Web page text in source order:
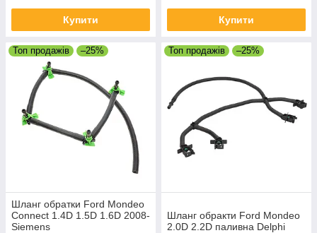
Купити Купити
Топ продажів –25%
Шланг обратки Ford Mondeo
Connect 1.4D 1.5D 1.6D 2008-
Siemens
Топ продажів –25%
Шланг обракти Ford Mondeo
2.0D 2.2D паливна Delphi